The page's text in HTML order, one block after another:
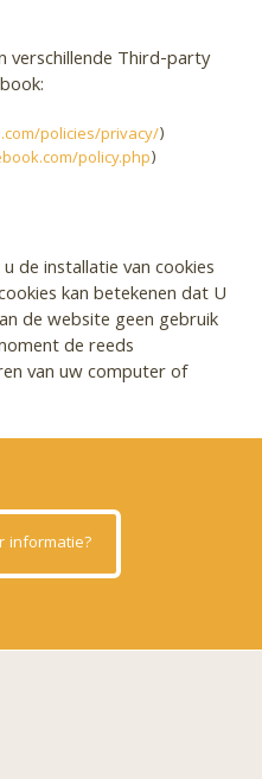
verschillende Third-party
policies/privacy/)
policy.php)
de installatie van cookies
kan betekenen dat U
de website geen gebruik
de reeds
van uw computer of
informatie?